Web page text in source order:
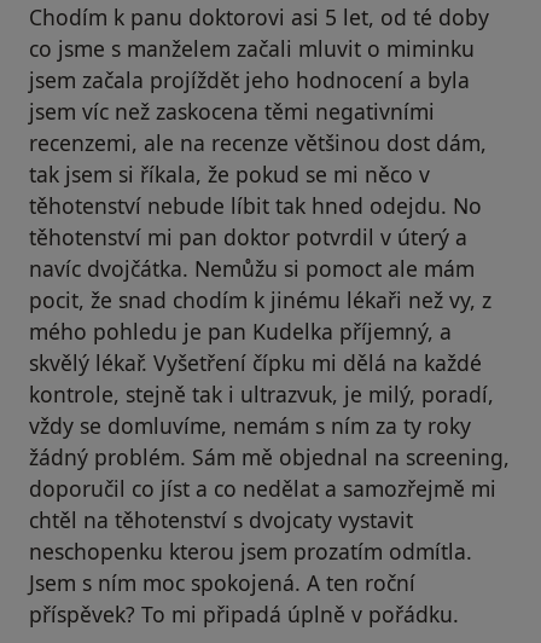
Chodím k panu doktorovi asi 5 let, od té doby
co jsme s manželem začali mluvit o miminku
jsem začala projíždět jeho hodnocení a byla
jsem víc než zaskocena těmi negativními
recenzemi, ale na recenze většinou dost dám,
tak jsem si říkala, že pokud se mi něco v
těhotenství nebude líbit tak hned odejdu. No
těhotenství mi pan doktor potvrdil v úterý a
navíc dvojčátka. Nemůžu si pomoct ale mám
pocit, že snad chodím k jinému lékaři než vy, z
mého pohledu je pan Kudelka příjemný, a
skvělý lékař. Vyšetření čípku mi dělá na každé
kontrole, stejně tak i ultrazvuk, je milý, poradí,
vždy se domluvíme, nemám s ním za ty roky
žádný problém. Sám mě objednal na screening,
doporučil co jíst a co nedělat a samozřejmě mi
chtěl na těhotenství s dvojcaty vystavit
neschopenku kterou jsem prozatím odmítla.
Jsem s ním moc spokojená. A ten roční
příspěvek? To mi připadá úplně v pořádku.